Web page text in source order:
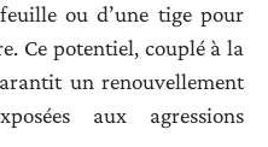
ou d’une tige pour
Ce potentiel, couplé à la
un renouvellement
aux agressions